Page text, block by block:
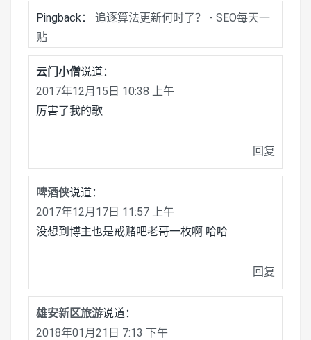
Pingback： 追逐算法更新何时了？ - SEO每天一
贴
云门小僧说道：
2017年12月15日 10:38 上午
厉害了我的歌
回复
啤酒侠说道：
2017年12月17日 11:57 上午
没想到博主也是戒赌吧老哥一枚啊 哈哈
回复
雄安新区旅游说道：
2018年01月21日 7:13 下午